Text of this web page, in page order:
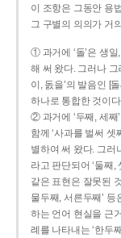
이 조항은 그동안 용
그 구별의 의의가 거
① 과거에 ‘돌’은 생일,
해 써 왔다. 그러나
이, 돐을’의 발음인 [
하나로 통합한 것이
② 과거에 ‘두째, 세째’
함께 ‘사과를 벌써
별하여 써 왔다. 그러
라고 판단되어 ‘둘째,
같은 표현은 잘못된
물두째, 서른두째’ 등
하는 언어 현실을 근
례를 나타내는 ‘한두